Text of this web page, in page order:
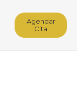
Agendar
Cita